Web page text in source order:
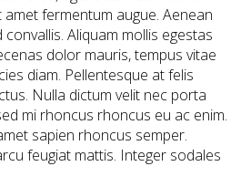
fermentum augue. Aenean
Aliquam mollis egestas
dolor mauris, tempus vitae
diam. Pellentesque at felis
Nulla dictum velit nec porta
mi rhoncus rhoncus eu ac enim.
sapien rhoncus semper.
feugiat mattis. Integer sodales